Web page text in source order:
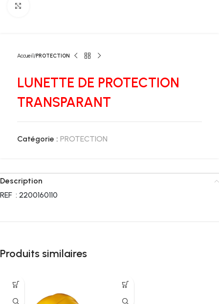
Accueil PROTECTION
LUNETTE DE PROTECTION
TRANSPARANT
Catégorie : PROTECTION
Description
REF : 2200160110
Produits similaires